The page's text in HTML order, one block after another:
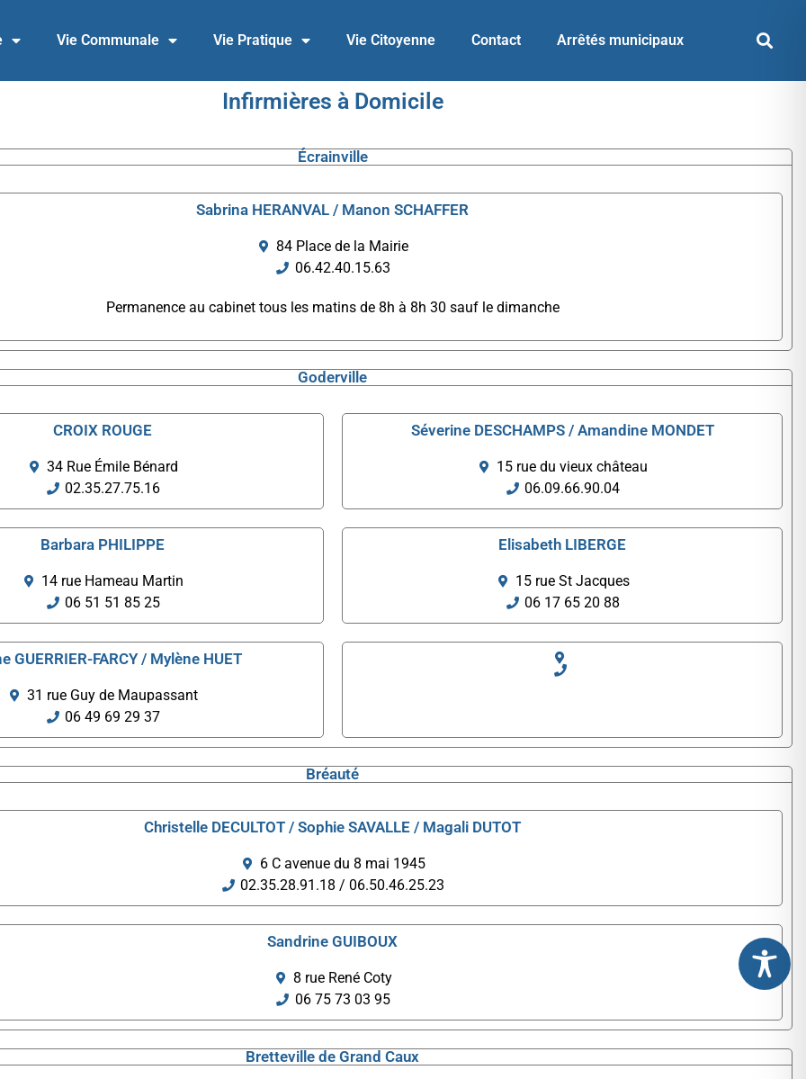
Vie Communale Vie Pratique Vie Citoyenne Contact Arrêtés municipaux
Infirmières à Domicile
Écrainville
Sabrina HERANVAL / Manon SCHAFFER
84 Place de la Mairie
06.42.40.15.63
Permanence au cabinet tous les matins de 8h à 8h 30 sauf le dimanche
Goderville
CROIX ROUGE
34 Rue Émile Bénard
02.35.27.75.16
Séverine DESCHAMPS / Amandine MONDET
15 rue du vieux château
06.09.66.90.04
Barbara PHILIPPE
14 rue Hameau Martin
06 51 51 85 25
Elisabeth LIBERGE
15 rue St Jacques
06 17 65 20 88
GUERRIER-FARCY / Mylène HUET
31 rue Guy de Maupassant
06 49 69 29 37
Bréauté
Christelle DECULTOT / Sophie SAVALLE / Magali DUTOT
6 C avenue du 8 mai 1945
02.35.28.91.18 / 06.50.46.25.23
Sandrine GUIBOUX
8 rue René Coty
06 75 73 03 95
Bretteville de Grand Caux